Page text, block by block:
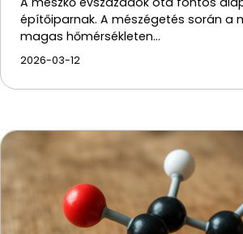
építőiparnak. A mészégetés során a
magas hőmérsékleten…
2026-03-12